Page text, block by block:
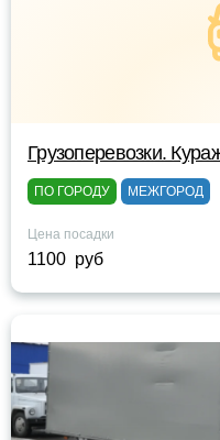
Грузоперевозки.
ПО ГОРОДУ МЕЖГОРОД
Цена посадки
1100 руб